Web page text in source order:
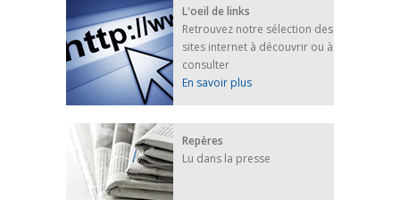
L'oeil de links
Retrouvez notre sélection des
sites internet à découvrir ou à
consulter
En savoir plus
Repères
Lu dans la presse